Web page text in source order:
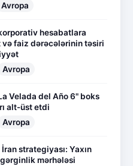
Avropa
hesabatlara
və faiz dərəcələrinin təsiri
Avropa
Velada del Año 6" boks
alt-üst etdi
Avropa
strategiyası: Yaxın
mərhələsi